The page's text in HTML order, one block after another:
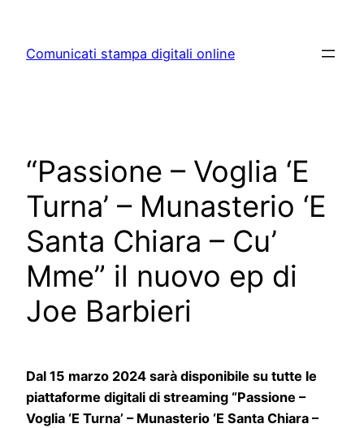
content
Comunicati stampa digitali online
“Passione – Voglia ‘E
Turna’ – Munasterio ‘E
Santa Chiara – Cu’
Mme” il nuovo ep di
Joe Barbieri
Dal 15 marzo 2024 sarà disponibile su tutte le
piattaforme digitali di streaming “Passione –
Voglia ‘E Turna’ – Munasterio ‘E Santa Chiara –